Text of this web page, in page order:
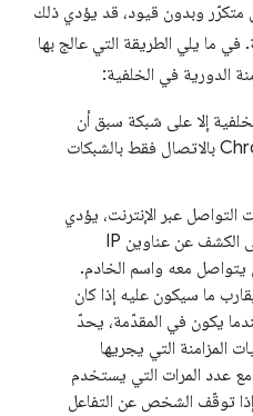
وبدون قيود، قد يؤدي ذلك
ما يلي الطريقة التي عالج بها
إلا على شبكة سبق أن
اتصل بها الجهاز. ينصح Chrome بالاتصال فقط بالشبكات
عبر الإنترنت، يؤدي
التزامن الدوري في الخلفية إلى الكشف عن عناوين IP
يتواصل معه واسم الخادم.
ما سيكون عليه إذا كان
يكون في المقدّمة، يحدّ
المزامنة التي يجريها
عدد المرات التي يستخدم
توقّف الشخص عن التفاعل